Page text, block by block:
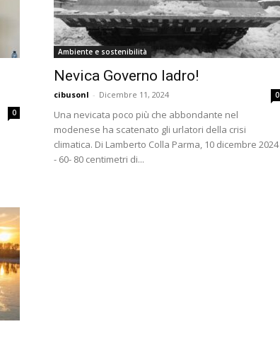
0
Ambiente e sostenibilità
Nevica Governo ladro!
cibusonl - Dicembre 11, 2024 0
Una nevicata poco più che abbondante nel
modenese ha scatenato gli urlatori della crisi
climatica. Di Lamberto Colla Parma, 10 dicembre 2024
- 60- 80 centimetri di...